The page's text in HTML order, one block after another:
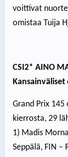
voittivat
omistaa Tuija
CSI2* AINO
Grand Prix 145
kierrosta, 29
1) Madis
Seppälä, FIN –